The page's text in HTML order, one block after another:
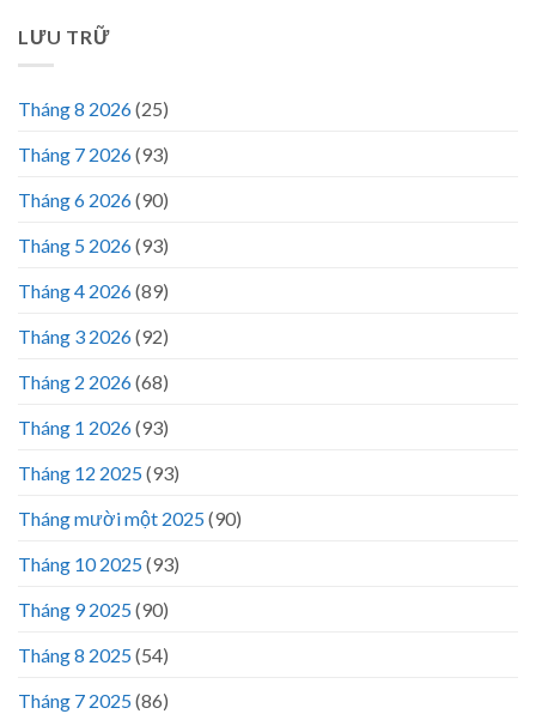
LƯU TRỮ
Tháng 8 2026(25)
Tháng 7 2026(93)
Tháng 6 2026(90)
Tháng 5 2026(93)
Tháng 4 2026(89)
Tháng 3 2026(92)
Tháng 2 2026(68)
Tháng 1 2026(93)
Tháng 12 2025(93)
Tháng mười một 2025(90)
Tháng 10 2025(93)
Tháng 9 2025(90)
Tháng 8 2025(54)
Tháng 7 2025(86)